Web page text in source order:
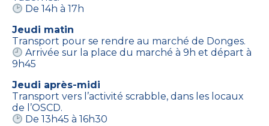
De 14h à 17h
Jeudi matin
Transport pour se rendre au marché de Donges.
Arrivée sur la place du marché à 9h et départ à
9h45
Jeudi après-midi
Transport vers l’activité scrabble, dans les locaux
de l’OSCD.
De 13h45 à 16h30